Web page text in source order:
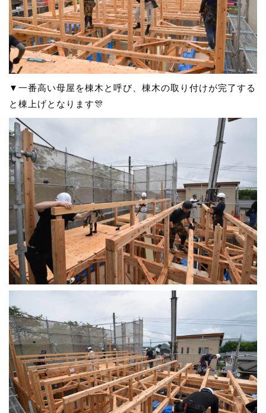
▼一番高い母屋を棟木と呼び、棟木の取り付けが完了する
と棟上げとなります🎊